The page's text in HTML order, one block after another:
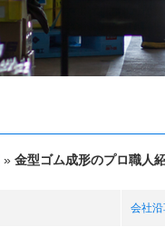
» 金型ゴム成形のプロ職人
会社沿